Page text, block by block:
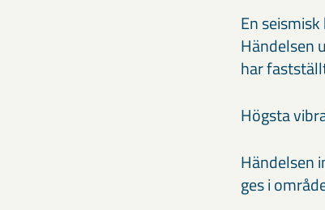
En
Händelsen
har
Högsta
Händelsen
ges i